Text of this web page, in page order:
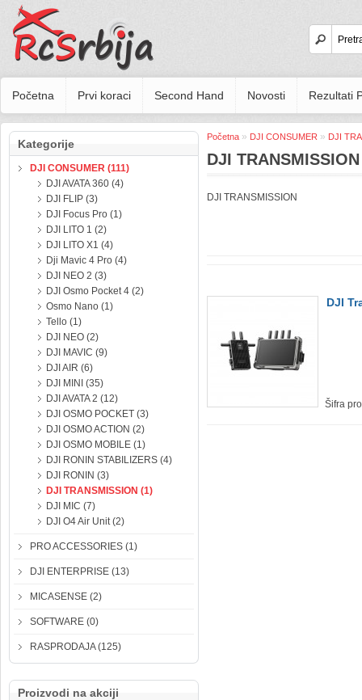
Početna Prvi koraci Second Hand Novosti Rezultati
Kategorije
DJI CONSUMER (111)
DJI AVATA 360 (4)
DJI FLIP (3)
DJI Focus Pro (1)
DJI LITO 1 (2)
DJI LITO X1 (4)
Dji Mavic 4 Pro (4)
DJI NEO 2 (3)
DJI Osmo Pocket 4 (2)
Osmo Nano (1)
Tello (1)
DJI NEO (2)
DJI MAVIC (9)
DJI AIR (6)
DJI MINI (35)
DJI AVATA 2 (12)
DJI OSMO POCKET (3)
DJI OSMO ACTION (2)
DJI OSMO MOBILE (1)
DJI RONIN STABILIZERS (4)
DJI RONIN (3)
DJI TRANSMISSION (1)
DJI MIC (7)
DJI O4 Air Unit (2)
PRO ACCESSORIES (1)
DJI ENTERPRISE (13)
MICASENSE (2)
SOFTWARE (0)
RASPRODAJA (125)
Proizvodi na akciji
Početna » DJI CONSUMER » DJI
DJI TRANSMISSION
DJI TRANSMISSION
DJI
Šifra